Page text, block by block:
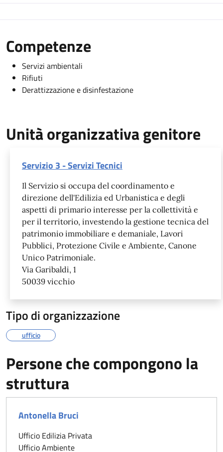
Competenze
Servizi ambientali
Rifiuti
Derattizzazione e disinfestazione
Unità organizzativa genitore
Servizio 3 - Servizi Tecnici
Il Servizio si occupa del coordinamento e
direzione dell'Edilizia ed Urbanistica e degli
aspetti di primario interesse per la collettività e
per il territorio, investendo la gestione tecnica del
patrimonio immobiliare e demaniale, Lavori
Pubblici, Protezione Civile e Ambiente, Canone
Unico Patrimoniale.
Via Garibaldi, 1
50039 vicchio
Tipo di organizzazione
ufficio
Persone che compongono la
struttura
Antonella Bruci
Ufficio Edilizia Privata
Ufficio Ambiente